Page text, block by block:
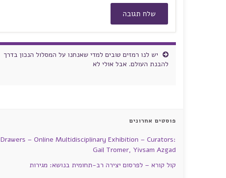
יש לנו רמזים טובים למדי שאנחנו על המסלול הנכון בדרך
להבנת העולם. אבל אולי לא
פוסטים אחרונים
Drawers – Online Multidisciplinary Exhibition – Curators:
Gail Tromer, Yivsam Azgad
קול קורא – לפרסום יצירה רב-תחומית בנושא: מגירות